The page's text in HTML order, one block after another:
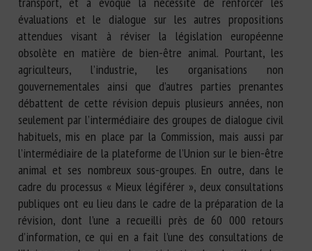
évaluations et le dialogue sur les autres propositions
attendues visant à réviser la législation européenne
obsolète en matière de bien-être animal. Pourtant, les
agriculteurs, l’industrie, les organisations non
gouvernementales ainsi que d’autres parties prenantes
débattent de cette révision depuis plusieurs années, non
seulement par l’intermédiaire des groupes de dialogue civil
habituels, mis en place par la Commission, mais aussi par
l’intermédiaire de la plateforme de l’Union sur le bien-être
animal et ses nombreux sous-groupes. En outre, dans le
cadre du processus « Mieux légiférer », deux consultations
publiques ont eu lieu dans le cadre de la préparation de la
révision, dont l’une a recueilli près de 60 000 retours
d’information, ce qui en a fait l’une des consultations de